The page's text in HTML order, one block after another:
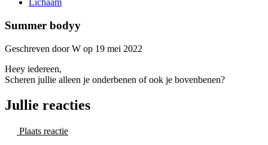
Lichaam
Summer bodyy
Geschreven door W op 19 mei 2022
Heey iedereen,
Scheren jullie alleen je onderbenen of ook je bovenbenen?
Jullie reacties
Plaats reactie